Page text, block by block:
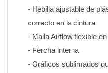
- Hebilla ajustable de
correcto en la cintura
- Malla Airflow flexible
- Percha interna
- Gráficos sublimados